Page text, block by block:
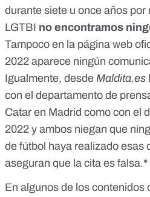
durante siete u once años por
LGTBI no encontramos
Tampoco en la página web
2022 aparece ningún
Igualmente, desde Maldita.es
con el departamento de
Catar en Madrid como con el
2022 y ambos niegan que
de fútbol haya realizado esas
aseguran que la cita es falsa.*
En algunos de los contenidos